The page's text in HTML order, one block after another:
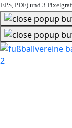
EPS, PDF) und 3